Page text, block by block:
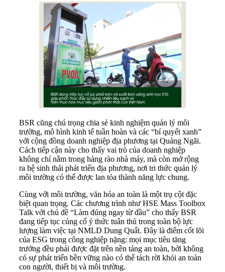
BSR cũng chú trọng chia sẻ kinh nghiệm quản lý môi
trường, mô hình kinh tế tuần hoàn và các “bí quyết xanh”
với cộng đồng doanh nghiệp địa phương tại Quảng Ngãi.
Cách tiếp cận này cho thấy vai trò của doanh nghiệp
không chỉ nằm trong hàng rào nhà máy, mà còn mở rộng
ra hệ sinh thái phát triển địa phương, nơi tri thức quản lý
môi trường có thể được lan tỏa thành năng lực chung.
Cùng với môi trường, văn hóa an toàn là một trụ cột đặc
biệt quan trọng. Các chương trình như HSE Mass Toolbox
Talk với chủ đề “Làm đúng ngay từ đầu” cho thấy BSR
đang tiếp tục củng cố ý thức tuân thủ trong toàn bộ lực
lượng làm việc tại NMLD Dung Quất. Đây là điểm cốt lõi
của ESG trong công nghiệp nặng: mọi mục tiêu tăng
trưởng đều phải được đặt trên nền tảng an toàn, bởi không
có sự phát triển bền vững nào có thể tách rời khỏi an toàn
con người, thiết bị và môi trường.